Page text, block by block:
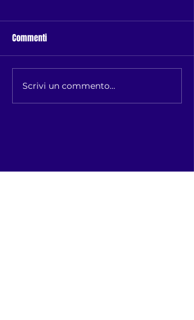
Commenti
Scrivi un commento...